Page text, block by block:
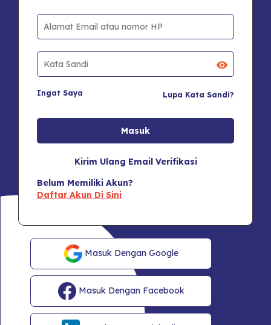
Ingat Saya Lupa Kata Sandi?
Kirim Ulang Email Verifikasi
Belum Memiliki Akun?
Daftar Akun Di Sini
Masuk Dengan Google
Masuk Dengan Facebook